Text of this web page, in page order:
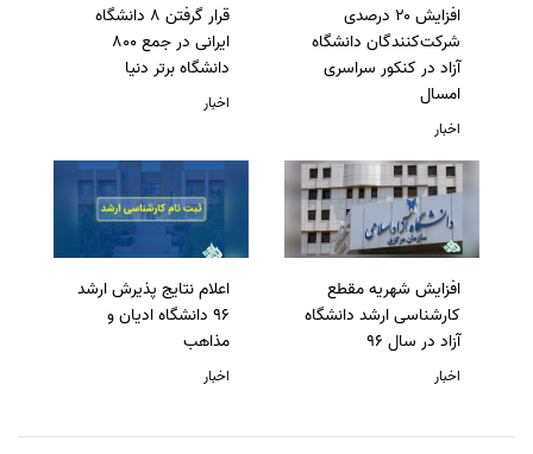
افزایش ۲۰ درصدی
شرکت‌کنندگان دانشگاه
آزاد در کنکور سراسری
امسال
اخبار
قرار گرفتن 8 دانشگاه
ایرانی در جمع 800
دانشگاه برتر دنیا
اخبار
افزایش شهریه مقطع
کارشناسی ارشد دانشگاه
آزاد در سال 96
اخبار
اعلام نتایج پذیرش ارشد
96 دانشگاه ادیان و
مذاهب
اخبار